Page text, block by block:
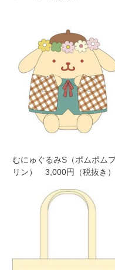
むにゅぐるみS（ポムポム
リン） 3,000円（税抜き）